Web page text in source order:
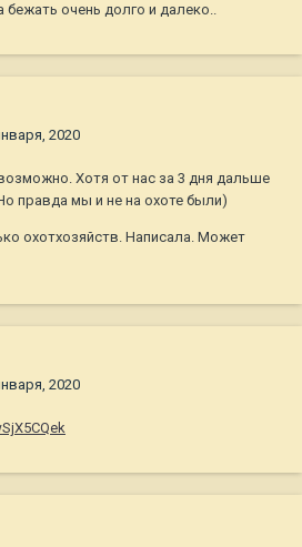
бежать очень долго и далеко..
2020
Хотя от нас за 3 дня дальше
правда мы и не на охоте были)
охотхозяйств. Написала. Может
2020